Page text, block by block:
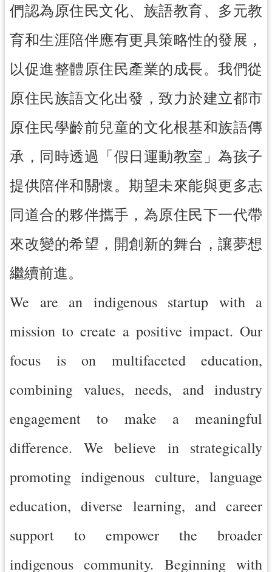
網
導
市
政
信
箱
桃
園
市
政
府
隱
私
權
政
站
全
策
政
網
資
開
宣
們認為原住民文化、族語教育、多元教
育和生涯陪伴應有更具策略性的發展，
以促進整體原住民產業的成長。我們從
原住民族語文化出發，致力於建立都市
原住民學齡前兒童的文化根基和族語傳
承，同時透過「假日運動教室」為孩子
提供陪伴和關懷。期望未來能與更多志
同道合的夥伴攜手，為原住民下一代帶
來改變的希望，開創新的舞台，讓夢想
繼續前進。
We are an indigenous startup with a
mission to create a positive impact. Our
focus is on multifaceted education,
combining values, needs, and industry
engagement to make a meaningful
difference. We believe in strategically
promoting indigenous culture, language
education, diverse learning, and career
support to empower the broader
indigenous community. Beginning with